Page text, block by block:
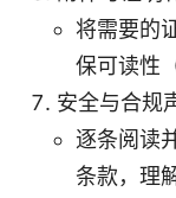
将需要的
保可读性
安全与合规
逐条阅读
条款，理